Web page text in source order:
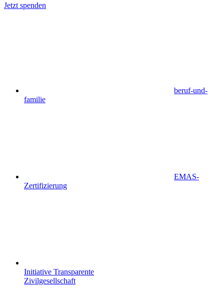
Jetzt spenden
beruf-und-
familie
EMAS-
Zertifizierung
Initiative Transparente
Zivilgesellschaft